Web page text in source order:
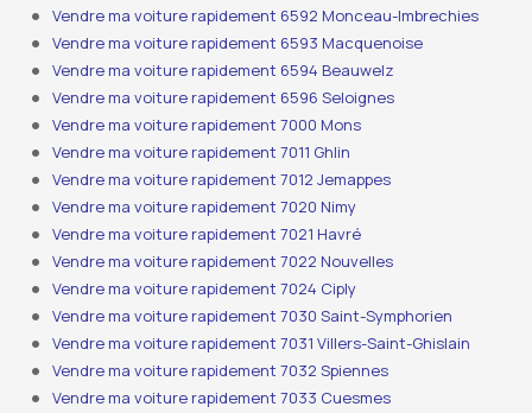
Vendre ma voiture rapidement 6592 Monceau-Imbrechies
Vendre ma voiture rapidement 6593 Macquenoise
Vendre ma voiture rapidement 6594 Beauwelz
Vendre ma voiture rapidement 6596 Seloignes
Vendre ma voiture rapidement 7000 Mons
Vendre ma voiture rapidement 7011 Ghlin
Vendre ma voiture rapidement 7012 Jemappes
Vendre ma voiture rapidement 7020 Nimy
Vendre ma voiture rapidement 7021 Havré
Vendre ma voiture rapidement 7022 Nouvelles
Vendre ma voiture rapidement 7024 Ciply
Vendre ma voiture rapidement 7030 Saint-Symphorien
Vendre ma voiture rapidement 7031 Villers-Saint-Ghislain
Vendre ma voiture rapidement 7032 Spiennes
Vendre ma voiture rapidement 7033 Cuesmes